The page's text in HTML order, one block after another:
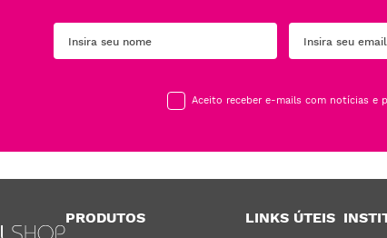
Aceito receber e-mails com notícias e
PRODUTOS LINKS ÚTEIS